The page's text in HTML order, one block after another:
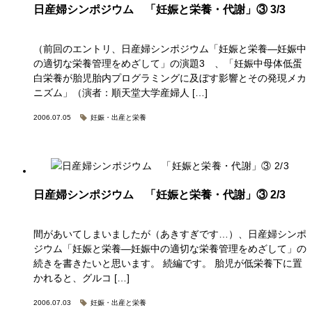
日産婦シンポジウム 「妊娠と栄養・代謝」③ 3/3
（前回のエントリ、日産婦シンポジウム「妊娠と栄養―妊娠中
の適切な栄養管理をめざして」の演題3 、「妊娠中母体低蛋
白栄養が胎児胎内プログラミングに及ぼす影響とその発現メカ
ニズム」（演者：順天堂大学産婦人 […]
2006.07.05 妊娠・出産と栄養
日産婦シンポジウム 「妊娠と栄養・代謝」③ 2/3
間があいてしまいましたが（あきすぎです…）、日産婦シンポ
ジウム「妊娠と栄養―妊娠中の適切な栄養管理をめざして」の
続きを書きたいと思います。 続編です。 胎児が低栄養下に置
かれると、グルコ […]
2006.07.03 妊娠・出産と栄養